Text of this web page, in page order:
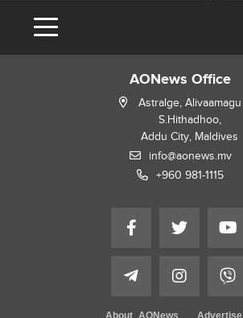
AONews Office
Astralge, Alivaamagu
S.Hithadhoo,
Addu City, Maldives
info@aonews.mv
+960 981-1115